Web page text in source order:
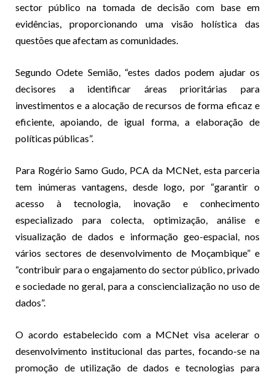
sector público na tomada de decisão com base em
evidências, proporcionando uma visão holística das
questões que afectam as comunidades.
Segundo Odete Semião, “estes dados podem ajudar os
decisores a identificar áreas prioritárias para
investimentos e a alocação de recursos de forma eficaz e
eficiente, apoiando, de igual forma, a elaboração de
políticas públicas”.
Para Rogério Samo Gudo, PCA da MCNet, esta parceria
tem inúmeras vantagens, desde logo, por “garantir o
acesso à tecnologia, inovação e conhecimento
especializado para colecta, optimização, análise e
visualização de dados e informação geo-espacial, nos
vários sectores de desenvolvimento de Moçambique” e
“contribuir para o engajamento do sector público, privado
e sociedade no geral, para a consciencialização no uso de
dados”.
O acordo estabelecido com a MCNet visa acelerar o
desenvolvimento institucional das partes, focando-se na
promoção de utilização de dados e tecnologias para